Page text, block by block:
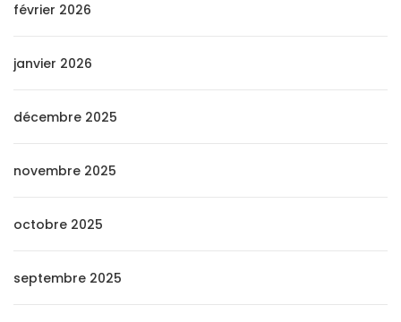
février 2026
janvier 2026
décembre 2025
novembre 2025
octobre 2025
septembre 2025